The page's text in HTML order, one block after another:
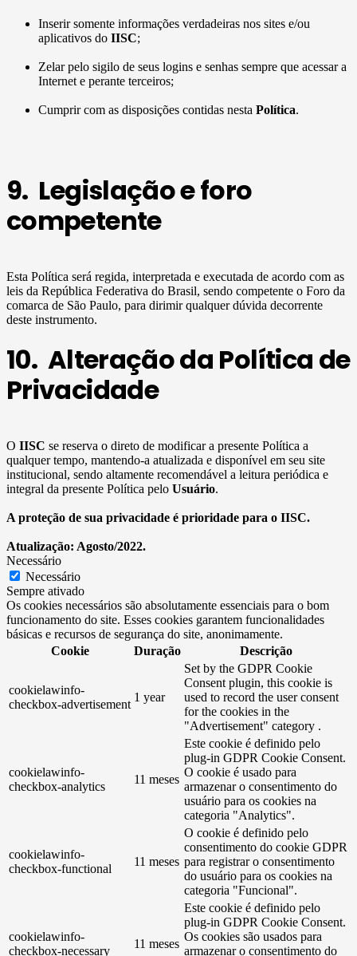
Inserir somente informações verdadeiras nos sites e/ou
aplicativos do IISC;
Zelar pelo sigilo de seus logins e senhas sempre que acessar a
Internet e perante terceiros;
Cumprir com as disposições contidas nesta Política.
9. Legislação e foro
competente
Esta Política será regida, interpretada e executada de acordo com as
leis da República Federativa do Brasil, sendo competente o Foro da
comarca de São Paulo, para dirimir qualquer dúvida decorrente
deste instrumento.
10. Alteração da Política de
Privacidade
O IISC se reserva o direto de modificar a presente Política a
qualquer tempo, mantendo-a atualizada e disponível em seu site
institucional, sendo altamente recomendável a leitura periódica e
integral da presente Política pelo Usuário.
A proteção de sua privacidade é prioridade para o IISC.
Atualização: Agosto/2022.
Necessário
Necessário
Sempre ativado
Os cookies necessários são absolutamente essenciais para o bom
funcionamento do site. Esses cookies garantem funcionalidades
básicas e recursos de segurança do site, anonimamente.
Cookie
Duração Descrição
cookielawinfo-
checkbox-advertisement
1 year
Set by the GDPR Cookie
Consent plugin, this cookie is
used to record the user consent
for the cookies in the
"Advertisement" category .
cookielawinfo-
checkbox-analytics
11 meses
Este cookie é definido pelo
plug-in GDPR Cookie Consent.
O cookie é usado para
armazenar o consentimento do
usuário para os cookies na
categoria "Analytics".
cookielawinfo-
checkbox-functional
11 meses
O cookie é definido pelo
consentimento do cookie GDPR
para registrar o consentimento
do usuário para os cookies na
categoria "Funcional".
cookielawinfo-
checkbox-necessary
11 meses
Este cookie é definido pelo
plug-in GDPR Cookie Consent.
Os cookies são usados ​​para
armazenar o consentimento do